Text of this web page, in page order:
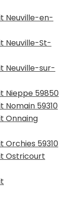
Neuville-en-
Neuville-St-
Neuville-sur-
Nieppe 59850
Nomain 59310
Onnaing
Orchies 59310
Ostricourt